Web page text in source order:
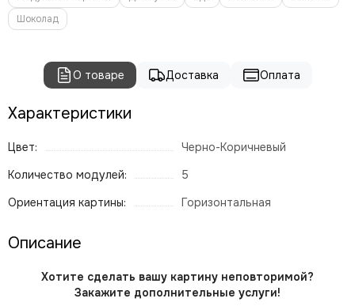
Шоколад
О товаре Доставка Оплата
Характеристики
Цвет:
Черно-Коричневый
Количество модулей:
5
Ориентация картины:
Горизонтальная
Описание
Хотите сделать вашу картину неповторимой?
Закажите дополнительные услуги!